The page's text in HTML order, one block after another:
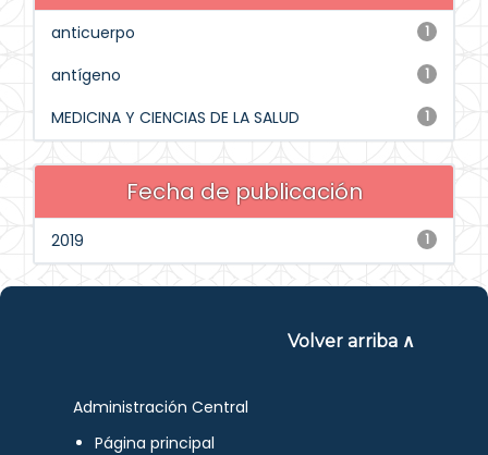
1
anticuerpo
1
antígeno
1
MEDICINA Y CIENCIAS DE LA SALUD
Fecha de publicación
1
2019
Volver arriba ∧
Administración Central
Página principal